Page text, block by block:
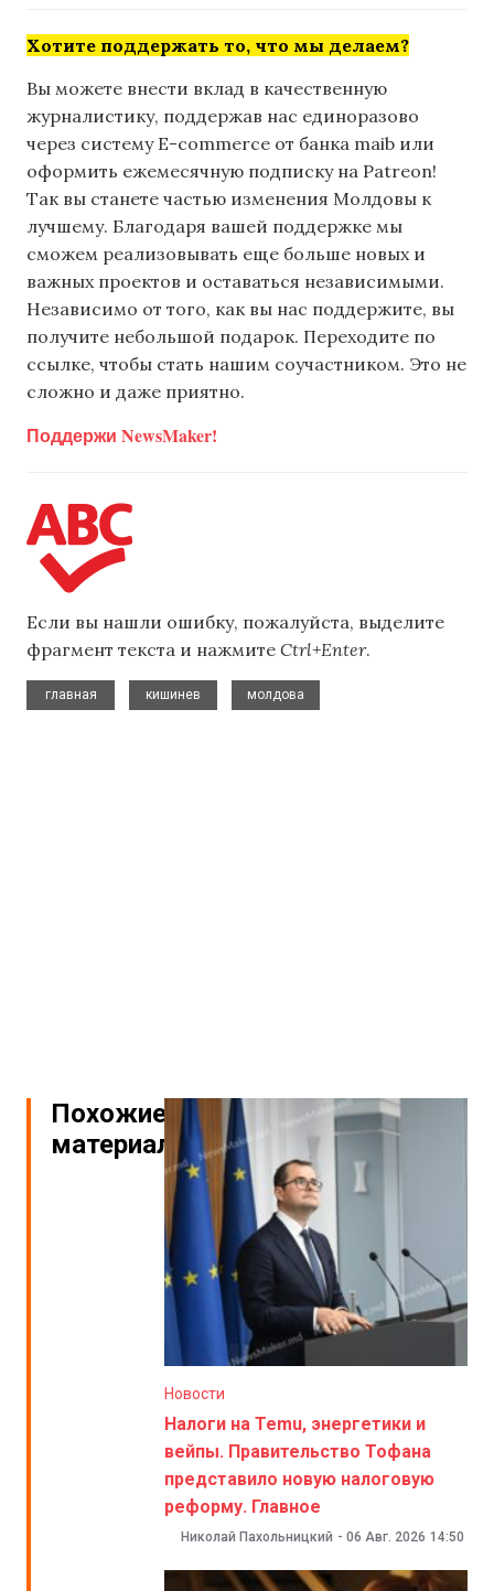
Хотите поддержать то, что мы делаем?
Вы можете внести вклад в качественную
журналистику, поддержав нас единоразово
через систему E-commerce от банка maib или
оформить ежемесячную подписку на Patreon!
Так вы станете частью изменения Молдовы к
лучшему. Благодаря вашей поддержке мы
сможем реализовывать еще больше новых и
важных проектов и оставаться независимыми.
Независимо от того, как вы нас поддержите, вы
получите небольшой подарок. Переходите по
ссылке, чтобы стать нашим соучастником. Это не
сложно и даже приятно.
Поддержи NewsMaker!
Если вы нашли ошибку, пожалуйста, выделите
фрагмент текста и нажмите Ctrl+Enter.
главная
кишинев
молдова
Похожие
материалы
Новости
Налоги на Temu, энергетики и
вейпы. Правительство Тофана
представило новую налоговую
реформу. Главное
Николай Пахольницкий - 06 Авг. 2026 14:50